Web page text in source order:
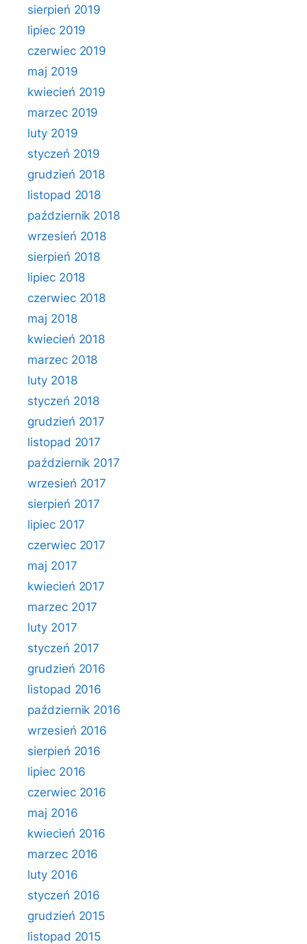
sierpień 2019
lipiec 2019
czerwiec 2019
maj 2019
kwiecień 2019
marzec 2019
luty 2019
styczeń 2019
grudzień 2018
listopad 2018
październik 2018
wrzesień 2018
sierpień 2018
lipiec 2018
czerwiec 2018
maj 2018
kwiecień 2018
marzec 2018
luty 2018
styczeń 2018
grudzień 2017
listopad 2017
październik 2017
wrzesień 2017
sierpień 2017
lipiec 2017
czerwiec 2017
maj 2017
kwiecień 2017
marzec 2017
luty 2017
styczeń 2017
grudzień 2016
listopad 2016
październik 2016
wrzesień 2016
sierpień 2016
lipiec 2016
czerwiec 2016
maj 2016
kwiecień 2016
marzec 2016
luty 2016
styczeń 2016
grudzień 2015
listopad 2015